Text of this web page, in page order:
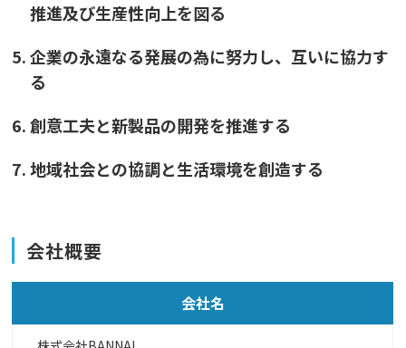
推進及び生産性向上を図る
企業の永遠なる発展の為に努力し、互いに協力す
る
創意工夫と新製品の開発を推進する
地域社会との協調と生活環境を創造する
会社概要
会社名